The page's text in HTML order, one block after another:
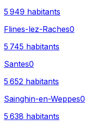
5 949 habitants
Flines-lez-Raches0
5 745 habitants
Santes0
5 652 habitants
Sainghin-en-Weppes0
5 638 habitants